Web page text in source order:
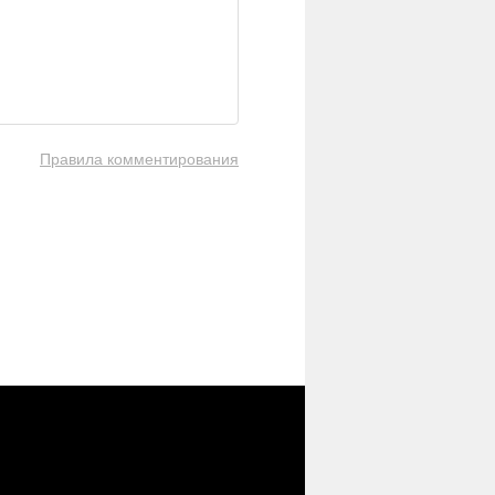
Правила комментирования